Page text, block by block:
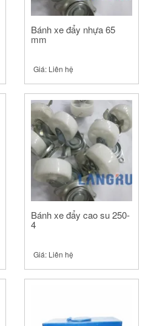
Bánh xe đẩy nhựa 65
mm
Giá: Liên hệ
Bánh xe đẩy cao su 250-
4
Giá: Liên hệ